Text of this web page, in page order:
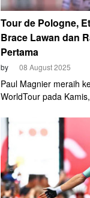
Tour de Pologne,
Brace Lawan dan
Pertama
by 08 August 2025
Paul Magnier meraih
WorldTour pada
de Pologne.